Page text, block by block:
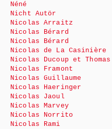
Néné
Nicht Autör
Nicolas Arraitz
Nicolas Bérard
Nicolas Bérard
Nicolas de La Casinière
Nicolas Ducoup et
Nicolas Framont
Nicolas Guillaume
Nicolas Haeringer
Nicolas Jaoul
Nicolas Marvey
Nicolas Norrito
Nicolas Rami